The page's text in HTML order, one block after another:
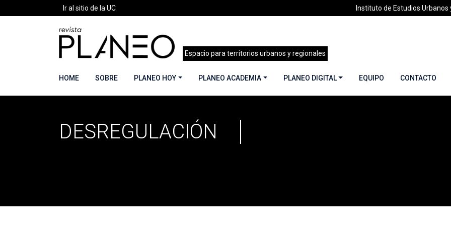
Ir al sitio de la UC Instituto de Estudios Urbanos
Espacio para territorios urbanos y regionales
HOME SOBRE PLANEO HOY PLANEO ACADEMIA PLANEO DIGITAL EQUIPO CONTACTO
Portada»Desregulación
DESREGULACIÓN